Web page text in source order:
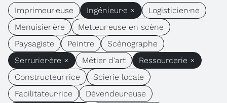
Imprimeur·euse Ingénieur·e ×
Logisticien·ne
Menuisier·ère
Metteur·euse en scène
Paysagiste
Peintre
Scénographe
Serrurier·ère ×
Métier d'art
Ressourcerie ×
Constructeur·rice
Scierie locale
Facilitateur·rice
Dévendeur·euse